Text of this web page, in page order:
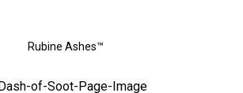
Rubine Ashes™